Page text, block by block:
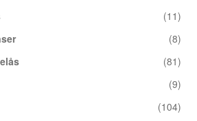
(11)
(8)
(81)
(9)
(104)